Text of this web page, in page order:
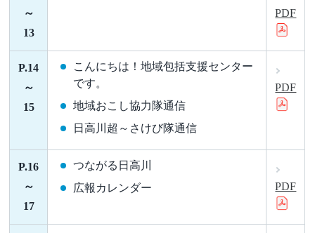
～
13
PDF
P.14
～
15
こんにちは！地域包括支援センター
です。
地域おこし協力隊通信
日高川超～さけび隊通信
PDF
P.16
～
17
つながる日高川
広報カレンダー
PDF